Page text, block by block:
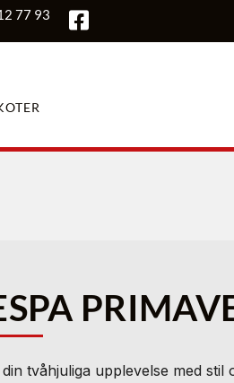
77 93
tvåhjuliga upplevelse med